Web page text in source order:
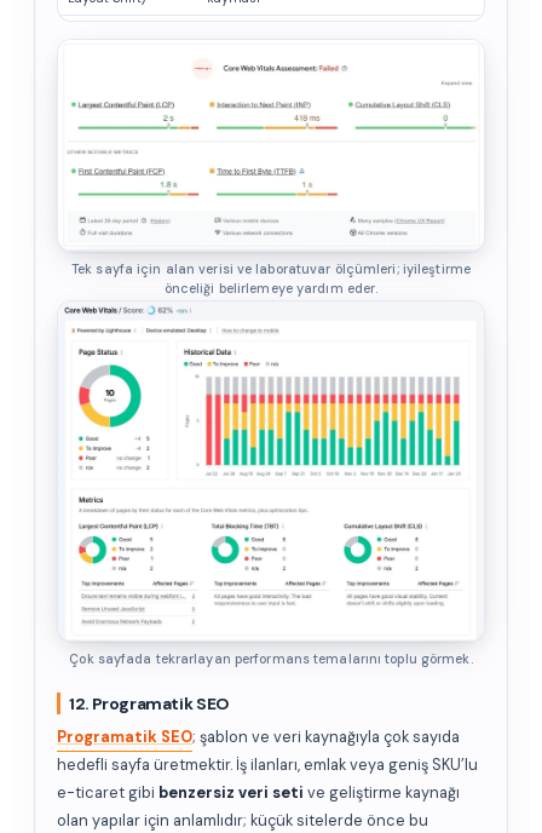
Tek sayfa için alan verisi ve laboratuvar ölçümleri; iyileştirme
önceliği belirlemeye yardım eder.
Çok sayfada tekrarlayan performans temalarını toplu görmek.
12. Programatik SEO
Programatik SEO; şablon ve veri kaynağıyla çok sayıda
hedefli sayfa üretmektir. İş ilanları, emlak veya geniş SKU’lu
e-ticaret gibi benzersiz veri seti ve geliştirme kaynağı
olan yapılar için anlamlıdır; küçük sitelerde önce bu